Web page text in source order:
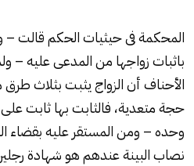
المحكمة فى حيثيات الحكم قالت
باثبات زواجها من المدعى عليه –
الأحناف أن الزواج يثبت بثلاث
حجة متعدية، فالثابت بها ثابت
وحده – ومن المستقر عليه بقضاء
نصاب البينة عندهم هو شهادة